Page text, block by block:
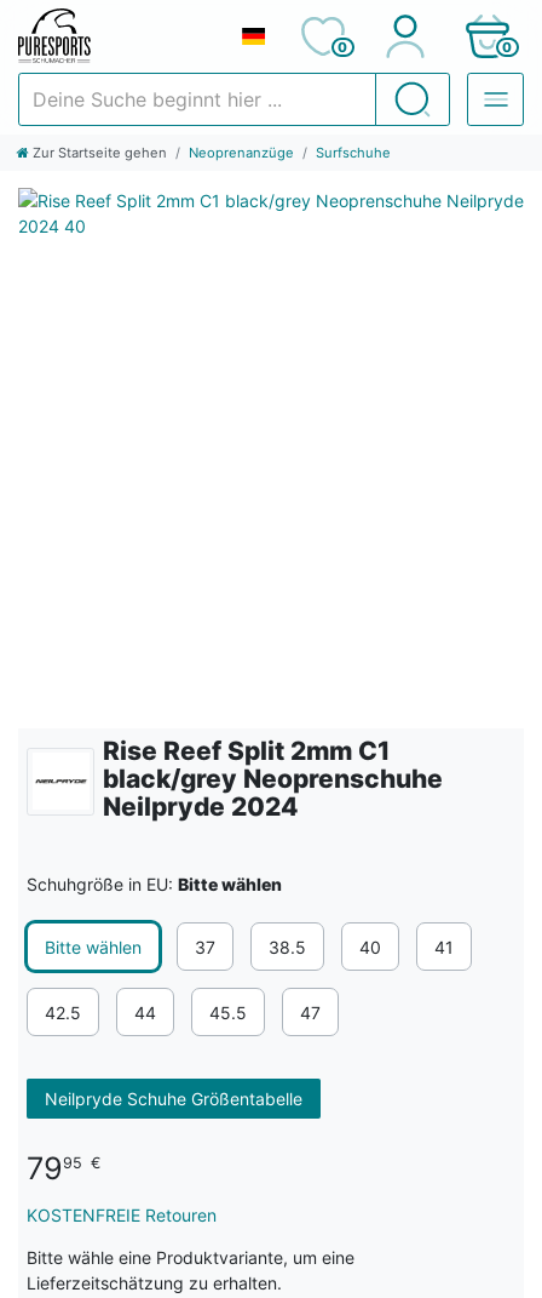
Suchen
0 0
Zur Startseite gehen Neoprenanzüge Surfschuhe
Rise Reef Split 2mm C1
black/grey Neoprenschuhe
Neilpryde 2024
Schuhgröße in EU: Bitte wählen
Bitte wählen 37 38.5 40 41
42.5 44 45.5 47
Neilpryde Schuhe Größentabelle
7995 €
KOSTENFREIE Retouren
Bitte wähle eine Produktvariante, um eine
Lieferzeitschätzung zu erhalten.